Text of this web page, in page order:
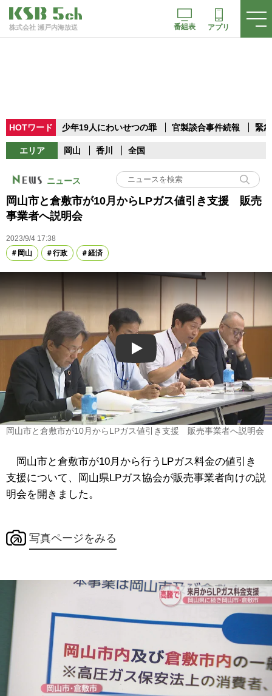
株式会社 瀬戸内海放送 番組表 アプリ
HOTワード 少年19人にわいせつの罪 官製談合事件続報 緊
エリア 岡山 香川 全国
ニュース
岡山市と倉敷市が10月からLPガス値引き支援 販売
事業者へ説明会
2023/9/4 17:38
岡山
行政 経済
Play
岡山市と倉敷市が10月からLPガス値引き支援 販売事業者へ説明会
岡山市と倉敷市が10月から行うLPガス料金の値引き
支援について、岡山県LPガス協会が販売事業者向けの説
明会を開きました。
写真ページをみる